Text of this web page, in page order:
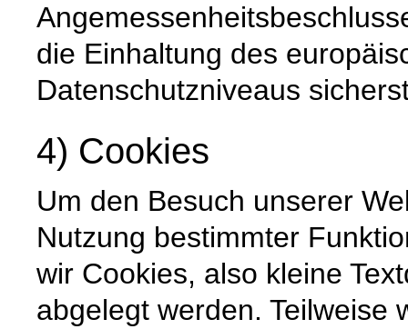
die Einhaltung des
Datenschutzniveaus
4) Cookies
Um den Besuch unserer
Nutzung bestimmter
wir Cookies, also kleine
abgelegt werden. Teilweise